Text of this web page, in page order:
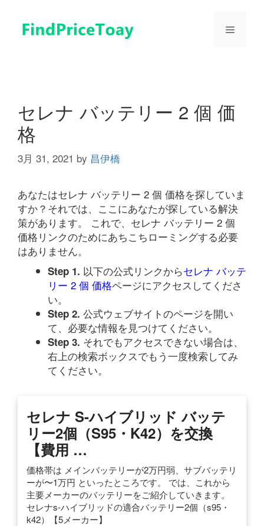
メ
セレナ バッテリー 2 個 価
格
3月 31, 2021 by 昌伊橋
あなたはセレナ バッテリー 2 個 価格を探していま
すか？それでは、ここにあなたが探している解決
策があります。 これで、セレナ バッテリー 2 個
価格リンクのためにあちこちローミングする必要
はありません。
Step 1. 以下の公式リンクからセレナ バッテ
リー 2 個 価格ページにアクセスしてくださ
い。
Step 2. 公式ウェブサイトのページを開い
て、必要な情報を見つけてください。
Step 3. それでもアクセスできない場合は、
右上の検索ボックスでもう一度検索してみ
てください。
セレナ S-ハイブリッド バッテ
リー2個（S95・K42）を交換
【費用 …
価格帯は メインバッテリーが2万円弱、サブバッテリ
ーが〜1万円 といったところです。 では、これから
主要メーカーのバッテリーをご紹介していきます。
セレナs-ハイブリッドの適合バッテリー2個（s95・
k42）【5メーカー】